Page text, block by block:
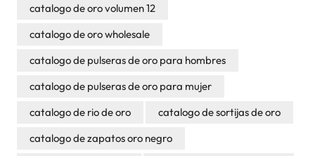
catalogo de oro volumen 12
catalogo de oro wholesale
catalogo de pulseras de oro para hombres
catalogo de pulseras de oro para mujer
catalogo de rio de oro
catalogo de sortijas de oro
catalogo de zapatos oro negro